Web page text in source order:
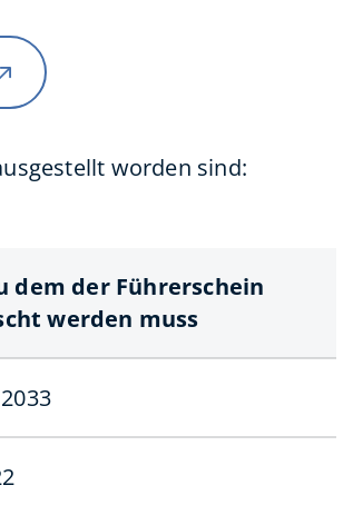
worden sind:
dem der Führerschein
werden muss